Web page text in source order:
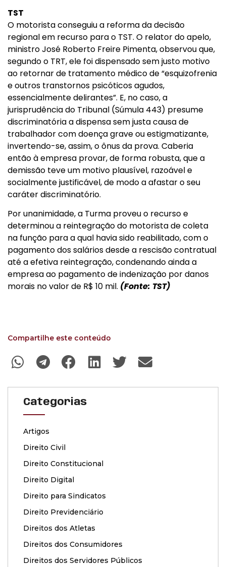
TST
O motorista conseguiu a reforma da decisão
regional em recurso para o TST. O relator do apelo,
ministro José Roberto Freire Pimenta, observou que,
segundo o TRT, ele foi dispensado sem justo motivo
ao retornar de tratamento médico de “esquizofrenia
e outros transtornos psicóticos agudos,
essencialmente delirantes”. E, no caso, a
jurisprudência do Tribunal (Súmula 443) presume
discriminatória a dispensa sem justa causa de
trabalhador com doença grave ou estigmatizante,
invertendo-se, assim, o ônus da prova. Caberia
então à empresa provar, de forma robusta, que a
demissão teve um motivo plausível, razoável e
socialmente justificável, de modo a afastar o seu
caráter discriminatório.
Por unanimidade, a Turma proveu o recurso e
determinou a reintegração do motorista de coleta
na função para a qual havia sido reabilitado, com o
pagamento dos salários desde a rescisão contratual
até a efetiva reintegração, condenando ainda a
empresa ao pagamento de indenização por danos
morais no valor de R$ 10 mil. (Fonte: TST)
Compartilhe este conteúdo
Categorias
Artigos
Direito Civil
Direito Constitucional
Direito Digital
Direito para Sindicatos
Direito Previdenciário
Direitos dos Atletas
Direitos dos Consumidores
Direitos dos Servidores Públicos